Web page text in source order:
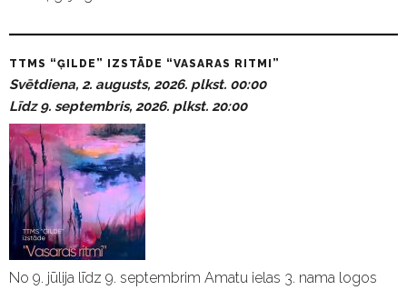
TTMS “ĢILDE” IZSTĀDE “VASARAS RITMI”
Svētdiena, 2. augusts, 2026. plkst. 00:00
Līdz 9. septembris, 2026. plkst. 20:00
No 9. jūlija līdz 9. septembrim Amatu ielas 3. nama logos